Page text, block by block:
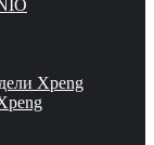
Xpeng